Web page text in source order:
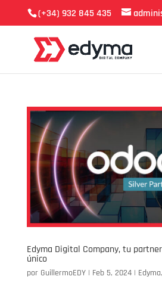
(+34) 932 845 435
Edyma Digital Company, tu
único
por GuillermoEDY| Feb 5, 2024| Edyma,